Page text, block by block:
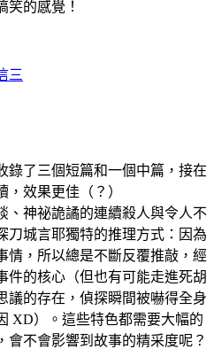
笑的感覺！
三
錄了三個短篇和一個中篇，接在
，效果更佳（？）
、神祕詭譎的連續殺人與令人不
刀城言耶獨特的推理方式：因為
情，所以總是不斷反覆推敲，經
件的核心（但也有可能走進死胡
議的存在，偵探瞬間被嚇得全身
XD）。這些特色都需要大幅的
會不會影響到故事的精采度呢？